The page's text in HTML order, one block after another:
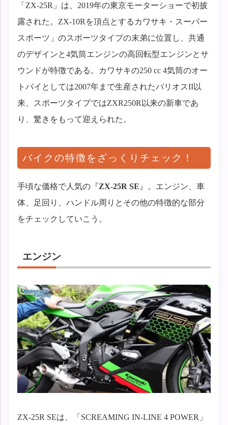
「ZX-25R」は、2019年の東京モーターショーで初披
露された。ZX-10Rを頂点とするカワサキ・スーパー
スポーツ」のスポーツタイプの末弟に位置し、共通
のデザインと4気筒エンジンの高回転型エンジンとサ
ウンドが特徴である。カワサキの250 cc 4気筒のオー
トバイとしては2007年まで生産されたバリオスII以
来、スポーツタイプではZXR250R以来の新車であ
り、驚きをもって迎えられた。
バイクの特徴をざっくりチェック！
手頃な価格で人気の『ZX-25R SE 』。エンジン、車
体、足回り、ハンドル周りとその他の特徴的な部分
をチェックしていこう。
エンジン
ZX-25R SEは、「SCREAMING IN-LINE 4 POWER」